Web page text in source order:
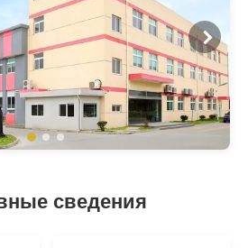
сведения